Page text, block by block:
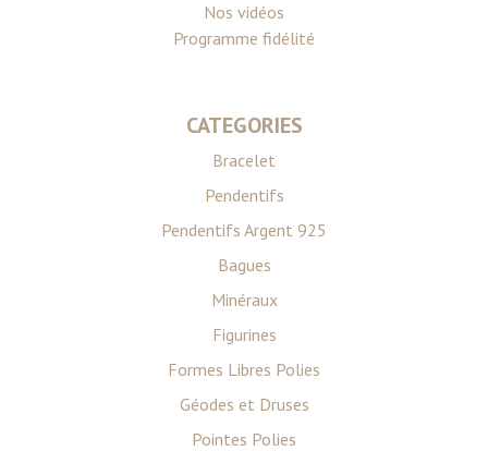
Nos vidéos
Programme fidélité
CATEGORIES
Bracelet
Pendentifs
Pendentifs Argent 925
Bagues
Minéraux
Figurines
Formes Libres Polies
Géodes et Druses
Pointes Polies